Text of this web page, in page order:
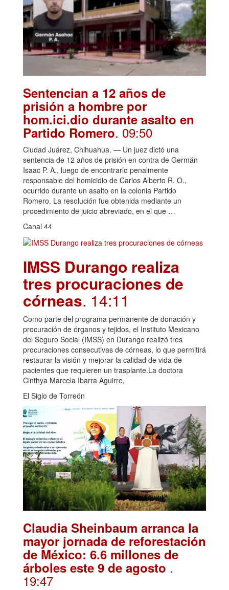
Sentencian a 12 años de
prisión a hombre por
hom.ici.dio durante asalto en
Partido Romero. 09:50
Ciudad Juárez, Chihuahua. — Un juez dictó una
sentencia de 12 años de prisión en contra de Germán
Isaac P. A., luego de encontrarlo penalmente
responsable del homicidio de Carlos Alberto R. O.,
ocurrido durante un asalto en la colonia Partido
Romero. La resolución fue obtenida mediante un
procedimiento de juicio abreviado, en el que …
Canal 44
IMSS Durango realiza
tres procuraciones de
córneas. 14:11
Como parte del programa permanente de donación y
procuración de órganos y tejidos, el Instituto Mexicano
del Seguro Social (IMSS) en Durango realizó tres
procuraciones consecutivas de córneas, lo que permitirá
restaurar la visión y mejorar la calidad de vida de
pacientes que requieren un trasplante.La doctora
Cinthya Marcela Ibarra Aguirre,
El Siglo de Torreón
Claudia Sheinbaum arranca la
mayor jornada de reforestación
de México: 6.6 millones de
árboles este 9 de agosto .
19:47